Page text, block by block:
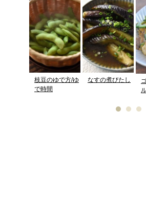
枝豆のゆで方/ゆ
で時間
なすの煮びたし